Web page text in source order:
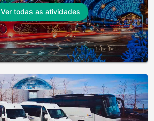
Ver todas as atividades